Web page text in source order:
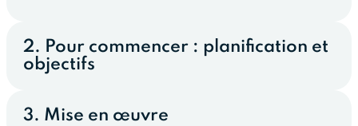
2. Pour commencer : planification et
objectifs
3. Mise en œuvre